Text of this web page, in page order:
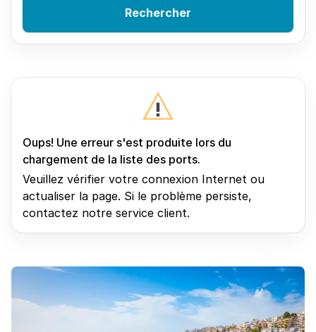
Rechercher
Oups! Une erreur s'est produite lors du
chargement de la liste des ports.
Veuillez vérifier votre connexion Internet ou
actualiser la page. Si le problème persiste,
contactez notre service client.